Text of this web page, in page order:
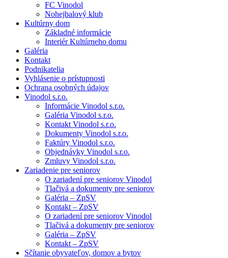
FC Vinodol
Nohejbalový klub
Kultúrny dom
Základné informácie
Interiér Kultúrneho domu
Galéria
Kontakt
Podnikatelia
Vyhlásenie o prístupnosti
Ochrana osobných údajov
Vinodol s.r.o.
Informácie Vinodol s.r.o.
Galéria Vinodol s.r.o.
Kontakt Vinodol s.r.o.
Dokumenty Vinodol s.r.o.
Faktúry Vinodol s.r.o.
Objednávky Vinodol s.r.o.
Zmluvy Vinodol s.r.o.
Zariadenie pre seniorov
O zariadení pre seniorov Vinodol
Tlačivá a dokumenty pre seniorov
Galéria – ZpSV
Kontakt – ZpSV
O zariadení pre seniorov Vinodol
Tlačivá a dokumenty pre seniorov
Galéria – ZpSV
Kontakt – ZpSV
Sčítanie obyvateľov, domov a bytov